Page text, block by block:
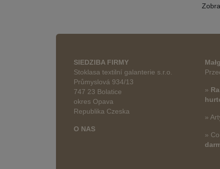
SIEDZIBA FIRMY
Stoklasa textilní galanterie s.r.o.
Průmyslová 934/13
747 23 Bolatice
okres Opava
Republika Czeska
O NAS
»
»
»